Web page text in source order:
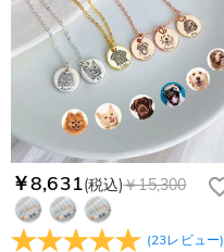
￥8,631(税込)￥15,300
(23レビュー)